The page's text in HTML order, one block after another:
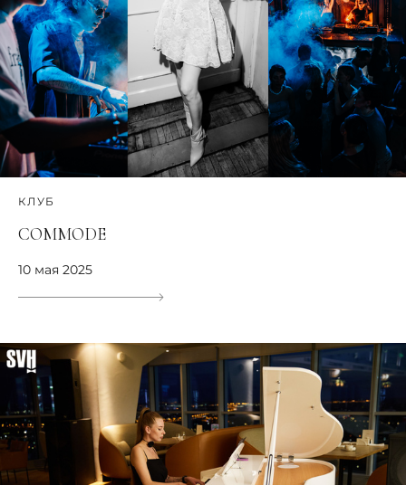
КЛУБ
COMMODE
10 мая 2025